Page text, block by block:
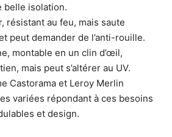
belle isolation.
résistant au feu, mais saute
peut demander de l’anti-rouille.
montable en un clin d’œil,
mais peut s’altérer au UV.
Castorama et Leroy Merlin
variées répondant à ces besoins
et design.